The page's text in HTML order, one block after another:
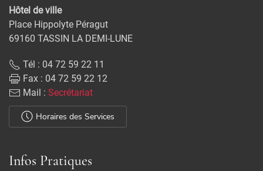
Hôtel de ville
Place Hippolyte Péragut
69160 TASSIN LA DEMI-LUNE
Tél : 04 72 59 22 11
Fax : 04 72 59 22 12
Mail : Secrétariat
Horaires des Services
Infos Pratiques